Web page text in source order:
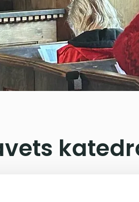
på Grip